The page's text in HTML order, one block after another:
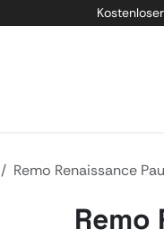
Remo Renaissance
Remo